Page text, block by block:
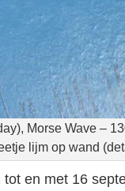
Morse Wave –
lijm op wand
tot en met 16